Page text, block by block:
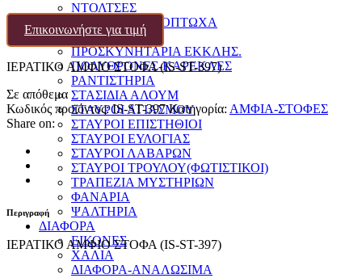
ΝΤΟΛΤΣΕΣ
ΠΑΓΓΑΡΙΑ-ΦΙΛΟΠΤΩΧΑ
ΠΟΛΥΕΛΑΙΟΙ
ΠΡΟΣΚΥΝΗΤΑΡΙΑ ΕΚΚΛΗΣ.
ΠΟΛΥΘΡΟΝΕΣ-ΚΑΡΕΚΛΕΣ
ΡΑΝΤΙΣΤΗΡΙΑ
ΣΤΑΣΙΔΙΑ ΑΛΟΥΜ
ΣΤΑΥΡΟΙ ΑΓΙΑΣΜΟΥ
ΣΤΑΥΡΟΙ ΕΠΙΣΤΗΘΙΟΙ
ΣΤΑΥΡΟΙ ΕΥΛΟΓΙΑΣ
ΣΤΑΥΡΟΙ ΛΑΒΑΡΩΝ
ΣΤΑΥΡΟΙ ΤΡΟΥΛΟΥ(ΦΩΤΙΣΤΙΚΟΙ)
ΤΡΑΠΕΖΙΑ ΜΥΣΤΗΡΙΩΝ
ΦΑΝΑΡΙΑ
ΨΑΛΤΗΡΙΑ
ΔΙΑΦΟΡΑ
ΕΙΚΟΝΕΣ
ΧΑΛΙΑ
ΔΙΑΦΟΡΑ-ΑΝΑΛΩΣΙΜΑ
Επικοινωνήστε για τιμή
ΙΕΡΑΤΙΚΟ ΑΜΦΙΟ ΣΤΟΦΑ (IS-ST-397)
Σε απόθεμα
Κωδικός προϊόντος:IS-ST-397 Κατηγορία: ΑΜΦΙΑ-ΣΤΟΦΕΣ
Share on:
Περιγραφή
ΙΕΡΑΤΙΚΟ ΑΜΦΙΟ ΣΤΟΦΑ (IS-ST-397)